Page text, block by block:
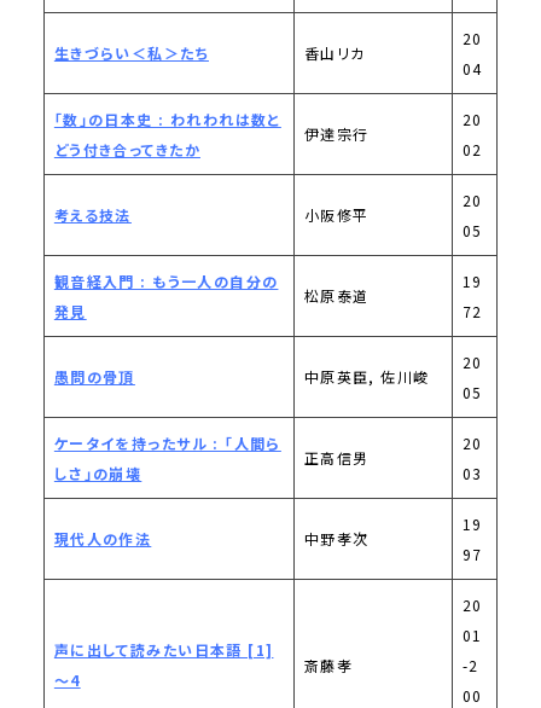
生きづらい＜私＞たち 香山リカ
20
04
「数」の日本史 : われわれは数と
どう付き合ってきたか
伊達宗行
20
02
考える技法 小阪修平
20
05
観音経入門 : もう一人の自分の
発見
松原泰道
19
72
愚問の骨頂 中原英臣, 佐川峻
20
05
ケータイを持ったサル : 「人間ら
しさ」の崩壊
正高信男
20
03
現代人の作法 中野孝次
19
97
声に出して読みたい日本語 [1]
～4
斎藤孝
20
01
-2
00